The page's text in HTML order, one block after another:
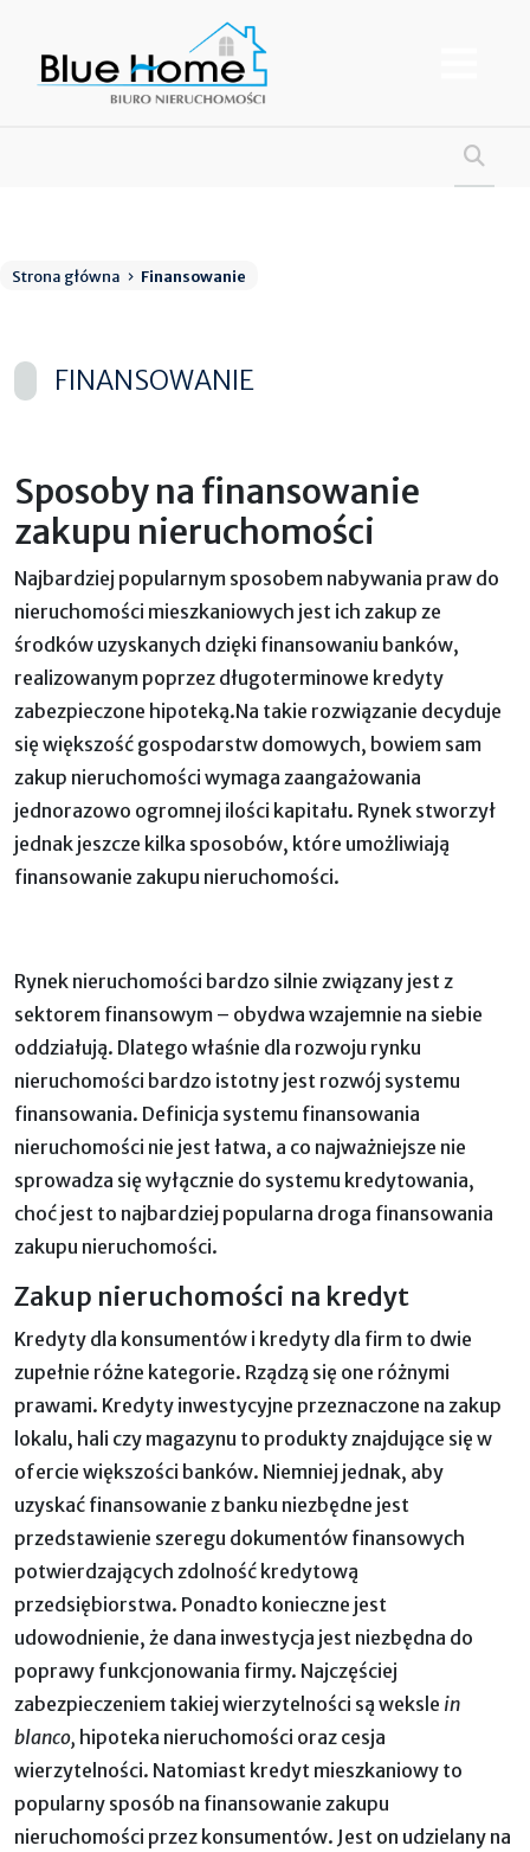
Strona główna Finansowanie
FINANSOWANIE
Sposoby na finansowanie
zakupu nieruchomości
Najbardziej popularnym sposobem nabywania praw do
nieruchomości mieszkaniowych jest ich zakup ze
środków uzyskanych dzięki finansowaniu banków,
realizowanym poprzez długoterminowe kredyty
zabezpieczone hipoteką.Na takie rozwiązanie decyduje
się większość gospodarstw domowych, bowiem sam
zakup nieruchomości wymaga zaangażowania
jednorazowo ogromnej ilości kapitału. Rynek stworzył
jednak jeszcze kilka sposobów, które umożliwiają
finansowanie zakupu nieruchomości.
Rynek nieruchomości bardzo silnie związany jest z
sektorem finansowym – obydwa wzajemnie na siebie
oddziałują. Dlatego właśnie dla rozwoju rynku
nieruchomości bardzo istotny jest rozwój systemu
finansowania. Definicja systemu finansowania
nieruchomości nie jest łatwa, a co najważniejsze nie
sprowadza się wyłącznie do systemu kredytowania,
choć jest to najbardziej popularna droga finansowania
zakupu nieruchomości.
Zakup nieruchomości na kredyt
Kredyty dla konsumentów i kredyty dla firm to dwie
zupełnie różne kategorie. Rządzą się one różnymi
prawami. Kredyty inwestycyjne przeznaczone na zakup
lokalu, hali czy magazynu to produkty znajdujące się w
ofercie większości banków. Niemniej jednak, aby
uzyskać finansowanie z banku niezbędne jest
przedstawienie szeregu dokumentów finansowych
potwierdzających zdolność kredytową
przedsiębiorstwa. Ponadto konieczne jest
udowodnienie, że dana inwestycja jest niezbędna do
poprawy funkcjonowania firmy. Najczęściej
zabezpieczeniem takiej wierzytelności są weksle in
blanco, hipoteka nieruchomości oraz cesja
wierzytelności. Natomiast kredyt mieszkaniowy to
popularny sposób na finansowanie zakupu
nieruchomości przez konsumentów. Jest on udzielany na